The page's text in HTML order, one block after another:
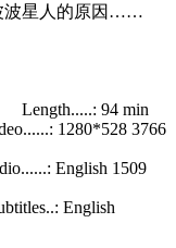
波星人的原因……
Length.....: 94 min
1280*528 3766
English 1509
English